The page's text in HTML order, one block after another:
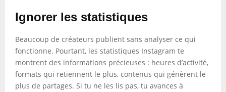
Ignorer les statistiques
Beaucoup de créateurs publient sans analyser ce qui
fonctionne. Pourtant, les statistiques Instagram te
montrent des informations précieuses : heures d’activité,
formats qui retiennent le plus, contenus qui génèrent le
plus de partages. Si tu ne les lis pas, tu avances à